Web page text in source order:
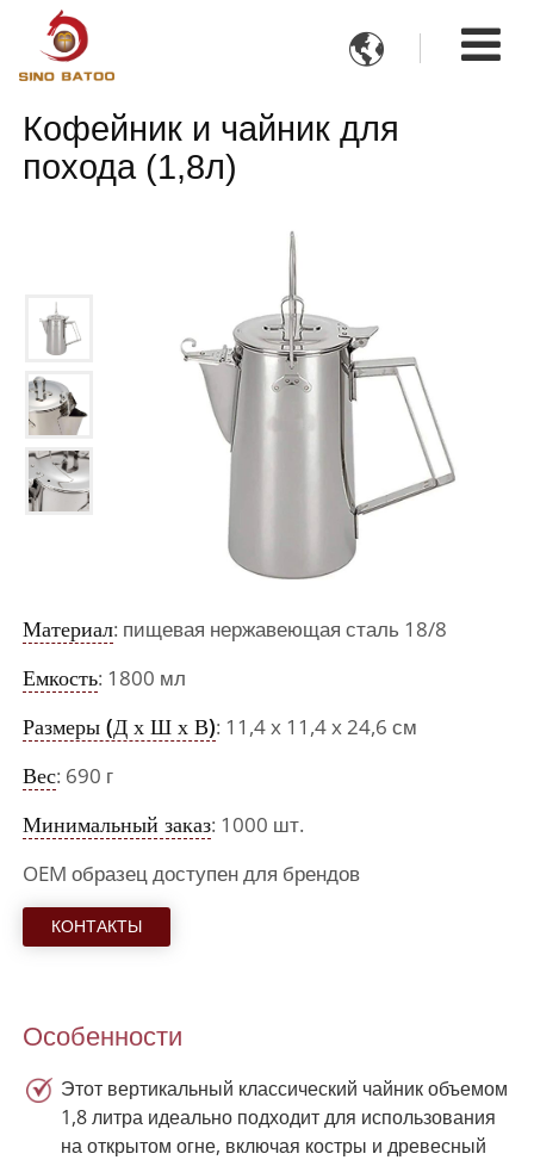

Кофейник и чайник для
похода (1,8л)
Материал: пищевая нержавеющая сталь 18/8
Емкость: 1800 мл
Размеры (Д х Ш х В): 11,4 x 11,4 x 24,6 см
Вес: 690 г
Минимальный заказ: 1000 шт.
OEM образец доступен для брендов
КОНТАКТЫ
Особенности
Этот вертикальный классический чайник объемом
1,8 литра идеально подходит для использования
на открытом огне, включая костры и древесный